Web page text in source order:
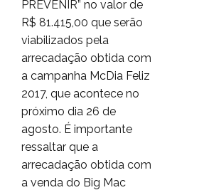
PREVENIR” no valor de
R$ 81.415,00 que serão
viabilizados pela
arrecadação obtida com
a campanha McDia Feliz
2017, que acontece no
próximo dia 26 de
agosto. É importante
ressaltar que a
arrecadação obtida com
a venda do Big Mac